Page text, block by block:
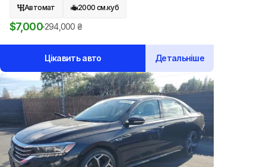
Автомат 2000 см.куб
$7,000294,000 ₴
Цікавить авто Детальніше